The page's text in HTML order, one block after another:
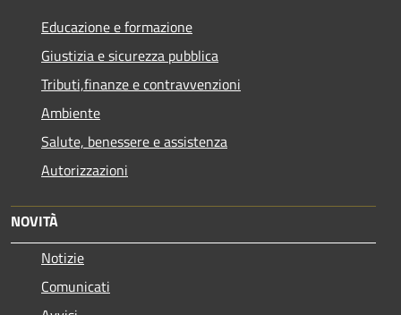
Educazione e formazione
Giustizia e sicurezza pubblica
Tributi,finanze e contravvenzioni
Ambiente
Salute, benessere e assistenza
Autorizzazioni
NOVITÀ
Notizie
Comunicati